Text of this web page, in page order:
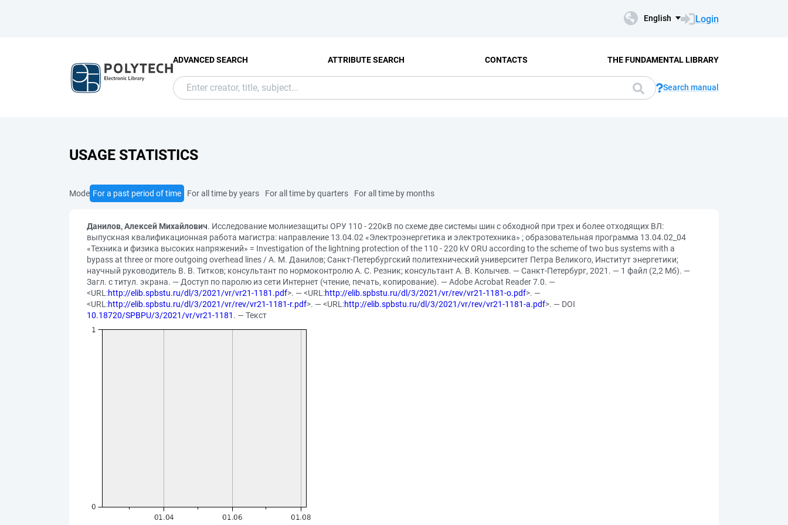
English Login
ADVANCED SEARCH ATTRIBUTE SEARCH CONTACTS THE FUNDAMENTAL LIBRARY
Search manual
USAGE STATISTICS
Mode For a past period of time For all time by years For all time by quarters For all time by months
Данилов, Алексей Михайлович. Исследование молниезащиты ОРУ 110 - 220кВ по схеме две системы шин с обходной при трех и более отходящих ВЛ:
выпускная квалификационная работа магистра: направление 13.04.02 «Электроэнергетика и электротехника» ; образовательная программа 13.04.02_04
«Техника и физика высоких напряжений» = Investigation of the lightning protection of the 110 - 220 kV ORU according to the scheme of two bus systems with a
bypass at three or more outgoing overhead lines / А. М. Данилов; Санкт-Петербургский политехнический университет Петра Великого, Институт энергетики;
научный руководитель В. В. Титков; консультант по нормоконтролю А. С. Резник; консультант А. В. Колычев. — Санкт-Петербург, 2021. — 1 файл (2,2 Мб). —
Загл. с титул. экрана. — Доступ по паролю из сети Интернет (чтение, печать, копирование). — Adobe Acrobat Reader 7.0. —
<URL:http://elib.spbstu.ru/dl/3/2021/vr/vr21-1181.pdf>. — <URL:http://elib.spbstu.ru/dl/3/2021/vr/rev/vr21-1181-o.pdf>. —
<URL:http://elib.spbstu.ru/dl/3/2021/vr/rev/vr21-1181-r.pdf>. — <URL:http://elib.spbstu.ru/dl/3/2021/vr/rev/vr21-1181-a.pdf>. — DOI
10.18720/SPBPU/3/2021/vr/vr21-1181 . — Текст